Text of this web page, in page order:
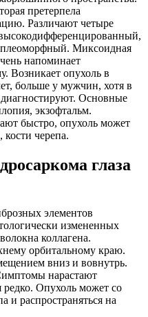
претерпела
Различают четыре
Миксоидная
напоминает
Возникает опухоль в
больше у мужчин, хотя в
диагностируют. Основные
экзофтальм.
быстро, опухоль может
черепа.
глаза
элементов
измененных
коллагена.
орбитальному краю.
вниз и вовнутрь.
нарастают
редко. Опухоль может со
и распространяться на